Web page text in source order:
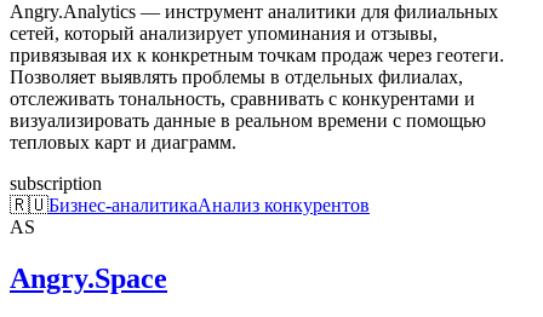
Angry.Analytics — инструмент аналитики для филиальных
сетей, который анализирует упоминания и отзывы,
привязывая их к конкретным точкам продаж через геотеги.
Позволяет выявлять проблемы в отдельных филиалах,
отслеживать тональность, сравнивать с конкурентами и
визуализировать данные в реальном времени с помощью
тепловых карт и диаграмм.
subscription
🇷🇺Бизнес-аналитикаАнализ конкурентов
AS
Angry.Space